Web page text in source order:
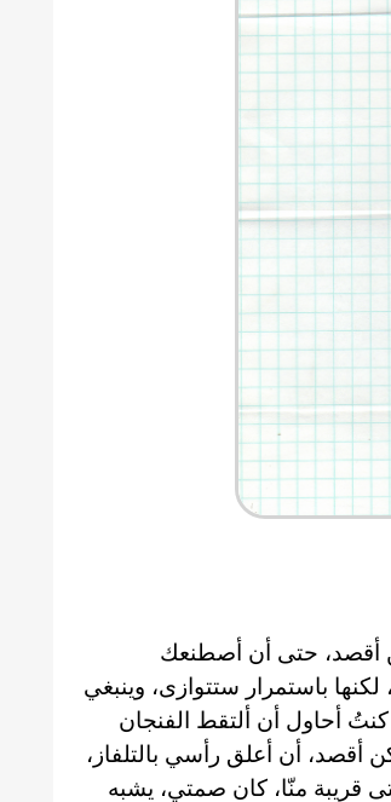
أقصد، حتى أن أصطنعك
باستمرار ستتوازى، وينبغي
أحاول أن ألتقط الفنجان
أقصد، أن أعلق رأسي بالتلفاز،
قريبة منّا، كان صمتي، يشبه